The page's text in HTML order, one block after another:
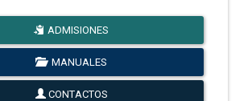
ADMISIONES
MANUALES
CONTACTOS